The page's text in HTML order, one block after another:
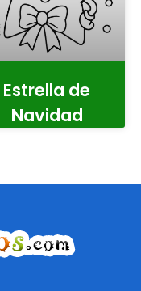
Estrella de
Navidad